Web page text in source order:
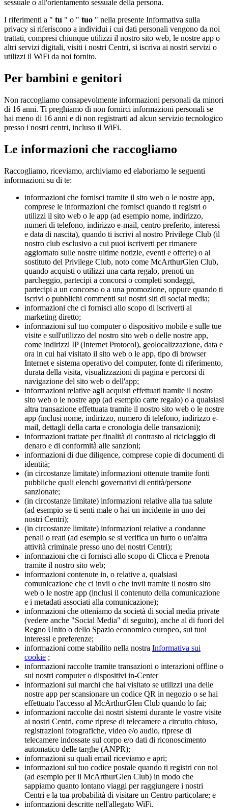
sessuale o all'orientamento sessuale della persona.
I riferimenti a " tu " o " tuo " nella presente Informativa sulla
privacy si riferiscono a individui i cui dati personali vengono da noi
trattati, compresi chiunque utilizzi il nostro sito web, le nostre app o
altri servizi digitali, visiti i nostri Centri, si iscriva ai nostri servizi o
utilizzi il WiFi da noi fornito.
Per bambini e genitori
Non raccogliamo consapevolmente informazioni personali da minori
di 16 anni. Ti preghiamo di non fornirci informazioni personali se
hai meno di 16 anni e di non registrarti ad alcun servizio tecnologico
presso i nostri centri, incluso il WiFi.
Le informazioni che raccogliamo
Raccogliamo, riceviamo, archiviamo ed elaboriamo le seguenti
informazioni su di te:
informazioni che fornisci tramite il sito web o le nostre app,
comprese le informazioni che fornisci quando ti registri o
utilizzi il sito web o le app (ad esempio nome, indirizzo,
numeri di telefono, indirizzo e-mail, centro preferito, interessi
e data di nascita), quando ti iscrivi al nostro Privilege Club (il
nostro club esclusivo a cui puoi iscriverti per rimanere
aggiornato sulle nostre ultime notizie, eventi e offerte) o al
sostituto del Privilege Club, noto come McArthurGlen Club,
quando acquisti o utilizzi una carta regalo, prenoti un
parcheggio, partecipi a concorsi o completi sondaggi,
partecipi a un concorso o a una promozione, oppure quando ti
iscrivi o pubblichi commenti sui nostri siti di social media;
informazioni che ci fornisci allo scopo di iscriverti al
marketing diretto;
informazioni sul tuo computer o dispositivo mobile e sulle tue
visite e sull'utilizzo del nostro sito web o delle nostre app,
come indirizzi IP (Internet Protocol), geolocalizzazione, data e
ora in cui hai visitato il sito web o le app, tipo di browser
Internet e sistema operativo del computer, fonte di riferimento,
durata della visita, visualizzazioni di pagina e percorsi di
navigazione del sito web o dell'app;
informazioni relative agli acquisti effettuati tramite il nostro
sito web o le nostre app (ad esempio carte regalo) o a qualsiasi
altra transazione effettuata tramite il nostro sito web o le nostre
app (inclusi nome, indirizzo, numero di telefono, indirizzo e-
mail, dettagli della carta e cronologia delle transazioni);
informazioni trattate per finalità di contrasto al riciclaggio di
denaro e di conformità alle sanzioni;
informazioni di due diligence, comprese copie di documenti di
identità;
(in circostanze limitate) informazioni ottenute tramite fonti
pubbliche quali elenchi governativi di entità/persone
sanzionate;
(in circostanze limitate) informazioni relative alla tua salute
(ad esempio se ti senti male o hai un incidente in uno dei
nostri Centri);
(in circostanze limitate) informazioni relative a condanne
penali o reati (ad esempio se si verifica un furto o un'altra
attività criminale presso uno dei nostri Centri);
informazioni che ci fornisci allo scopo di Clicca e Prenota
tramite il nostro sito web;
informazioni contenute in, o relative a, qualsiasi
comunicazione che ci invii o che invii tramite il nostro sito
web o le nostre app (inclusi il contenuto della comunicazione
e i metadati associati alla comunicazione);
informazioni che otteniamo da società di social media private
(vedere anche "Social Media" di seguito), anche al di fuori del
Regno Unito o dello Spazio economico europeo, sui tuoi
interessi e preferenze;
informazioni come stabilito nella nostra Informativa sui
cookie ;
informazioni raccolte tramite transazioni o interazioni offline o
sui nostri computer o dispositivi in-Center
informazioni sui marchi che hai visitato se utilizzi una delle
nostre app per scansionare un codice QR in negozio o se hai
effettuato l'accesso al McArthurGlen Club quando lo fai;
informazioni raccolte dai nostri sistemi durante le vostre visite
ai nostri Centri, come riprese di telecamere a circuito chiuso,
registrazioni fotografiche, video e/o audio, riprese di
telecamere indossate sul corpo e/o dati di riconoscimento
automatico delle targhe (ANPR);
informazioni su quali email riceviamo e apri;
informazioni sul tuo codice postale quando ti registri con noi
(ad esempio per il McArthurGlen Club) in modo che
sappiamo quanto lontano viaggi per raggiungere i nostri
Centri e la tua probabilità di visitare un Centro particolare; e
informazioni descritte nell'allegato WiFi.